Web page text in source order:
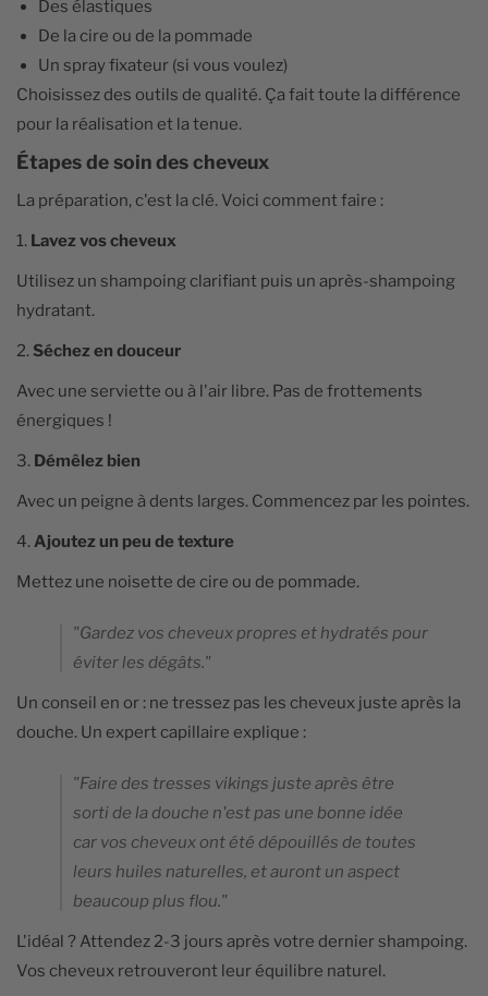
Des élastiques
De la cire ou de la pommade
Un spray fixateur (si vous voulez)
Choisissez des outils de qualité. Ça fait toute la différence
pour la réalisation et la tenue.
Étapes de soin des cheveux
La préparation, c'est la clé. Voici comment faire :
1. Lavez vos cheveux
Utilisez un shampoing clarifiant puis un après-shampoing
hydratant.
2. Séchez en douceur
Avec une serviette ou à l'air libre. Pas de frottements
énergiques !
3. Démêlez bien
Avec un peigne à dents larges. Commencez par les pointes.
4.Ajoutez un peu de texture
Mettez une noisette de cire ou de pommade.
"Gardez vos cheveux propres et hydratés pour
éviter les dégâts."
Un conseil en or : ne tressez pas les cheveux juste après la
douche. Un expert capillaire explique :
"Faire des tresses vikings juste après être
sorti de la douche n'est pas une bonne idée
car vos cheveux ont été dépouillés de toutes
leurs huiles naturelles, et auront un aspect
beaucoup plus flou."
L'idéal ? Attendez 2-3 jours après votre dernier shampoing.
Vos cheveux retrouveront leur équilibre naturel.